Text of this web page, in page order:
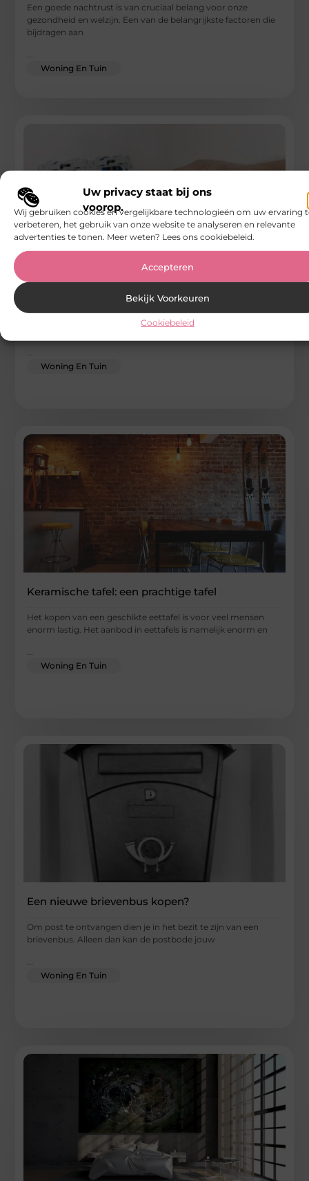
Uw privacy staat bij ons
voorop.
Wij gebruiken cookies en vergelijkbare technologieën om uw ervaring
verbeteren, het gebruik van onze website te analyseren en relevante
advertenties te tonen. Meer weten? Lees ons cookiebeleid.
Accepteren
Bekijk Voorkeuren
Cookiebeleid
Een goede nachtrust is van cruciaal belang voor onze
gezondheid en welzijn. Een van de belangrijkste factoren die
bijdragen aan
...
Woning En Tuin
Veel voorkomende elektrische problemen in
huis en hoe ze op te lossen
Heb je regelmatig last van een stroomstoring in huis? Je bent
hierin niet de enige: een elektricien in Rotterdam wijst
Woning En Tuin
Keramische tafel: een prachtige tafel
Het kopen van een geschikte eettafel is voor veel mensen
enorm lastig. Het aanbod in eettafels is namelijk enorm en
...
Woning En Tuin
Een nieuwe brievenbus kopen?
Om post te ontvangen dien je in het bezit te zijn van een
brievenbus. Alleen dan kan de postbode jouw
...
Woning En Tuin